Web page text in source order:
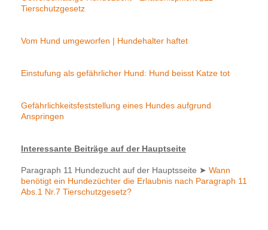
Tierschutzgesetz
Vom Hund umgeworfen | Hundehalter haftet
Einstufung als gefährlicher Hund: Hund beisst Katze tot
Gefährlichkeitsfeststellung eines Hundes aufgrund
Anspringen
Interessante Beiträge auf der Hauptseite
Paragraph 11 Hundezucht auf der Hauptsseite ➤ Wann
benötigt ein Hundezüchter die Erlaubnis nach Paragraph 11
Abs.1 Nr.7 Tierschutzgesetz?